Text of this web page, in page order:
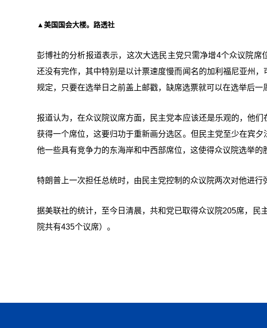
▲美国国会大楼。路透社
彭博社的分析报道表示，这次大选民主党只需净增4个众议院
还没有完作，其中特别是以计票速度慢而闻名的加利福尼亚州
规定，只要在选举日之前盖上邮戳，缺席选票就可以在选举后一
报道认为，在众议院议席方面，民主党本应该还是乐观的，他
获得一个席位，这要归功于重新画分选区。但民主党至少在宾
他一些具有竞争力的东海岸和中西部席位，这使得众议院选举的
特朗普上一次担任总统时，由民主党控制的众议院两次对他进行
据美联社的统计，至今日清晨，共和党已取得众议院205席，
院共有435个议席）。